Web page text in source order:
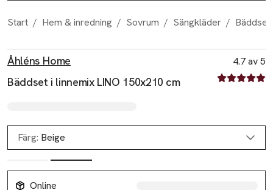
Start / Hem & inredning / Sovrum / Sängkläder /
Åhléns Home
Bäddset i linnemix LINO 150x210 cm
4.7 av 5
4.7 av fem
Färg: Beige
Online